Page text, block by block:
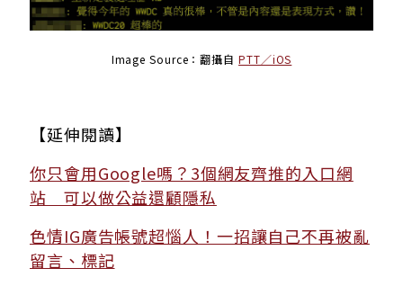
Image Source：翻攝自 PTT／iOS
【延伸閱讀】
你只會用Google嗎？3個網友齊推的入口網
站 可以做公益還顧隱私
色情IG廣告帳號超惱人！一招讓自己不再被亂
留言、標記